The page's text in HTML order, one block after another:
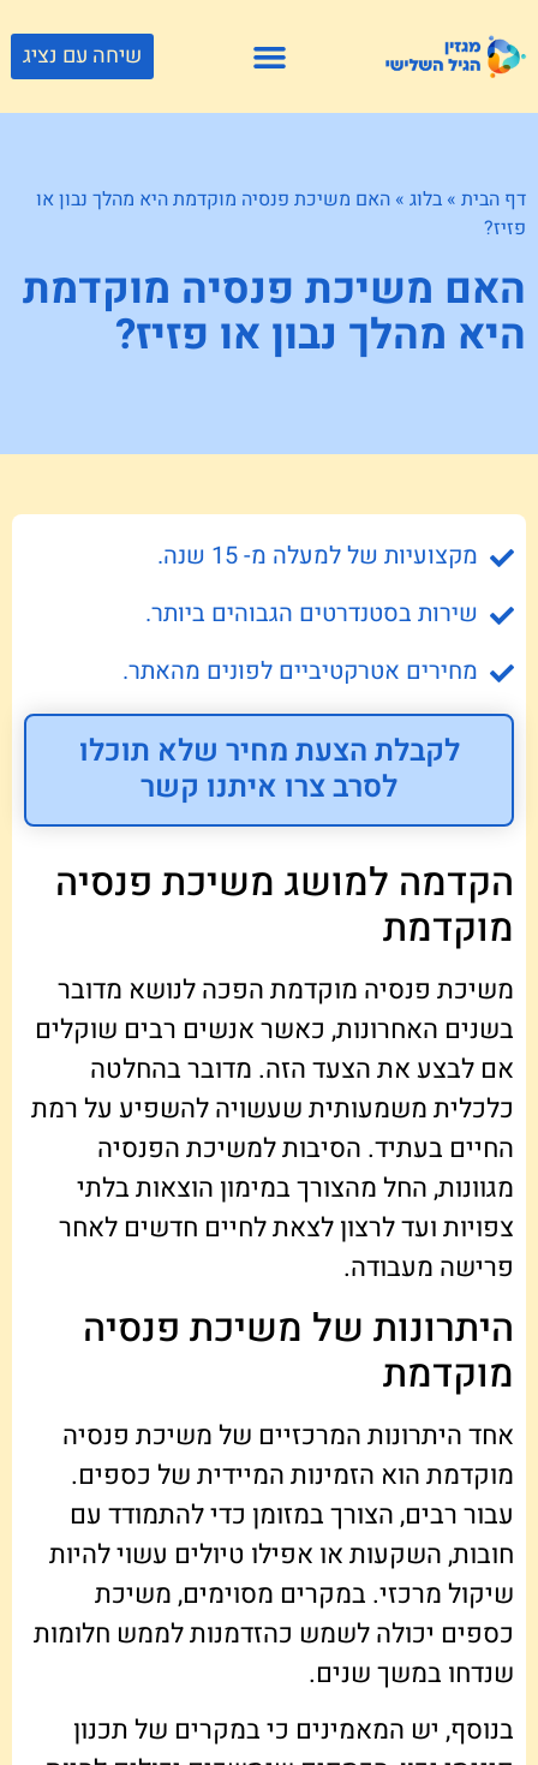
שיחה עם נציג
דף הבית » בלוג » האם משיכת פנסיה מוקדמת היא מהלך נבון או
פזיז?
האם משיכת פנסיה מוקדמת
היא מהלך נבון או פזיז?
מקצועיות של למעלה מ- 15 שנה.
שירות בסטנדרטים הגבוהים ביותר.
מחירים אטרקטיביים לפונים מהאתר.
לקבלת הצעת מחיר שלא תוכלו
לסרב צרו איתנו קשר
הקדמה למושג משיכת פנסיה
מוקדמת
משיכת פנסיה מוקדמת הפכה לנושא מדובר
בשנים האחרונות, כאשר אנשים רבים שוקלים
אם לבצע את הצעד הזה. מדובר בהחלטה
כלכלית משמעותית שעשויה להשפיע על רמת
החיים בעתיד. הסיבות למשיכת הפנסיה
מגוונות, החל מהצורך במימון הוצאות בלתי
צפויות ועד לרצון לצאת לחיים חדשים לאחר
פרישה מעבודה.
היתרונות של משיכת פנסיה
מוקדמת
אחד היתרונות המרכזיים של משיכת פנסיה
מוקדמת הוא הזמינות המיידית של כספים.
עבור רבים, הצורך במזומן כדי להתמודד עם
חובות, השקעות או אפילו טיולים עשוי להיות
שיקול מרכזי. במקרים מסוימים, משיכת
כספים יכולה לשמש כהזדמנות לממש חלומות
שנדחו במשך שנים.
בנוסף, יש המאמינים כי במקרים של תכנון